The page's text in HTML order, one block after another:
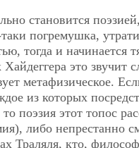
становится
погремушка,
тогда и
это
метафизическое.
из которых
поэзия этот топос
либо непрестанно
Траляля, кто,